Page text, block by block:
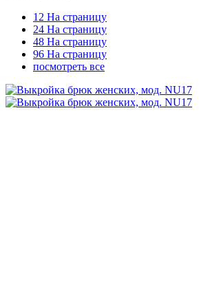
12 На страницу
24 На страницу
48 На страницу
96 На страницу
посмотреть все